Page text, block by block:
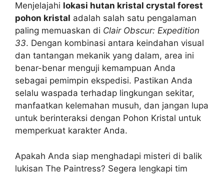
Menjelajahi lokasi hutan kristal crystal forest
pohon kristal adalah salah satu pengalaman
paling memuaskan di Clair Obscur: Expedition
33. Dengan kombinasi antara keindahan visual
dan tantangan mekanik yang dalam, area ini
benar-benar menguji kemampuan Anda
sebagai pemimpin ekspedisi. Pastikan Anda
selalu waspada terhadap lingkungan sekitar,
manfaatkan kelemahan musuh, dan jangan lupa
untuk berinteraksi dengan Pohon Kristal untuk
memperkuat karakter Anda.
Apakah Anda siap menghadapi misteri di balik
lukisan The Paintress? Segera lengkapi tim